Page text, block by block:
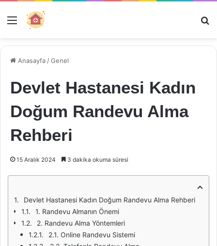
Menü
Anasayfa /Genel
Devlet Hastanesi Kadın
Doğum Randevu Alma
Rehberi
15 Aralık 2024 3 dakika okuma süresi
Devlet Hastanesi Kadın Doğum Randevu Alma Rehberi
1. Randevu Almanın Önemi
2. Randevu Alma Yöntemleri
2.1. Online Randevu Sistemi